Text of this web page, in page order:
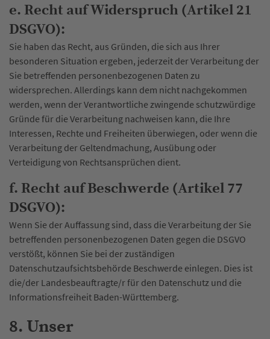
e. Recht auf Widerspruch (Artikel 21
DSGVO):
Sie haben das Recht, aus Gründen, die sich aus Ihrer
besonderen Situation ergeben, jederzeit der Verarbeitung der
Sie betreffenden personenbezogenen Daten zu
widersprechen. Allerdings kann dem nicht nachgekommen
werden, wenn der Verantwortliche zwingende schutzwürdige
Gründe für die Verarbeitung nachweisen kann, die Ihre
Interessen, Rechte und Freiheiten überwiegen, oder wenn die
Verarbeitung der Geltendmachung, Ausübung oder
Verteidigung von Rechtsansprüchen dient.
f. Recht auf Beschwerde (Artikel 77
DSGVO):
Wenn Sie der Auffassung sind, dass die Verarbeitung der Sie
betreffenden personenbezogenen Daten gegen die DSGVO
verstößt, können Sie bei der zuständigen
Datenschutzaufsichtsbehörde Beschwerde einlegen. Dies ist
die/der Landesbeauftragte/r für den Datenschutz und die
Informationsfreiheit Baden-Württemberg.
8. Unser